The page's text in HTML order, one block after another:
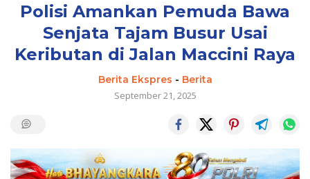
Polisi Amankan Pemuda Bawa
Senjata Tajam Busur Usai
Keributan di Jalan Maccini Raya
Berita Ekspres - Berita
September 21, 2025